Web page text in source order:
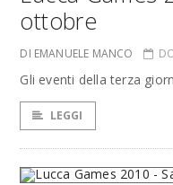
ottobre
DI EMANUELE MANCO
Gli eventi della terza
LEGGI